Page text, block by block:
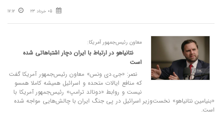
05 خرداد 23 17:12
معاون رئیس‌جمهور آمریکا:
نتانیاهو در ارتباط با ایران دچار اشتباهاتی شده
است
نصر: «جی‌.دی ونس» معاون رئیس‌جمهور آمریکا گفت
که منافع ایالات متحده و اسرائیل همیشه کاملا همسو
نیست و روابط «دونالد ترامپ» رئیس‌جمهور آمریکا با
«بنیامین نتانیاهو» نخست‌وزیر اسرائیل در پی جنگ ایران با چالش‌هایی مواجه شده
است.